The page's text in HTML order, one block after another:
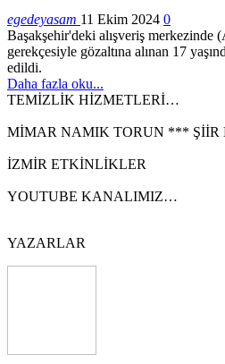
egedeyasam 11 Ekim 2024 0
Başakşehir'deki alışveriş merkezinde
gerekçesiyle gözaltına alınan 17
edildi.
Daha fazla oku...
TEMİZLİK HİZMETLERİ…
MİMAR NAMIK TORUN *** ŞİİR
İZMİR ETKİNLİKLER
YOUTUBE KANALIMIZ…
YAZARLAR